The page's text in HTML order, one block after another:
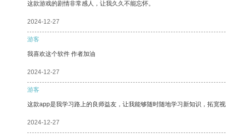
这款游戏的剧情非常感人，让我久久不能忘怀。
2024-12-27
游客
我喜欢这个软件 作者加油
2024-12-27
游客
这款app是我学习路上的良师益友，让我能够随时随地学习新知识，拓宽
2024-12-27